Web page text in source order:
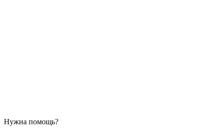
Нужна помощь?